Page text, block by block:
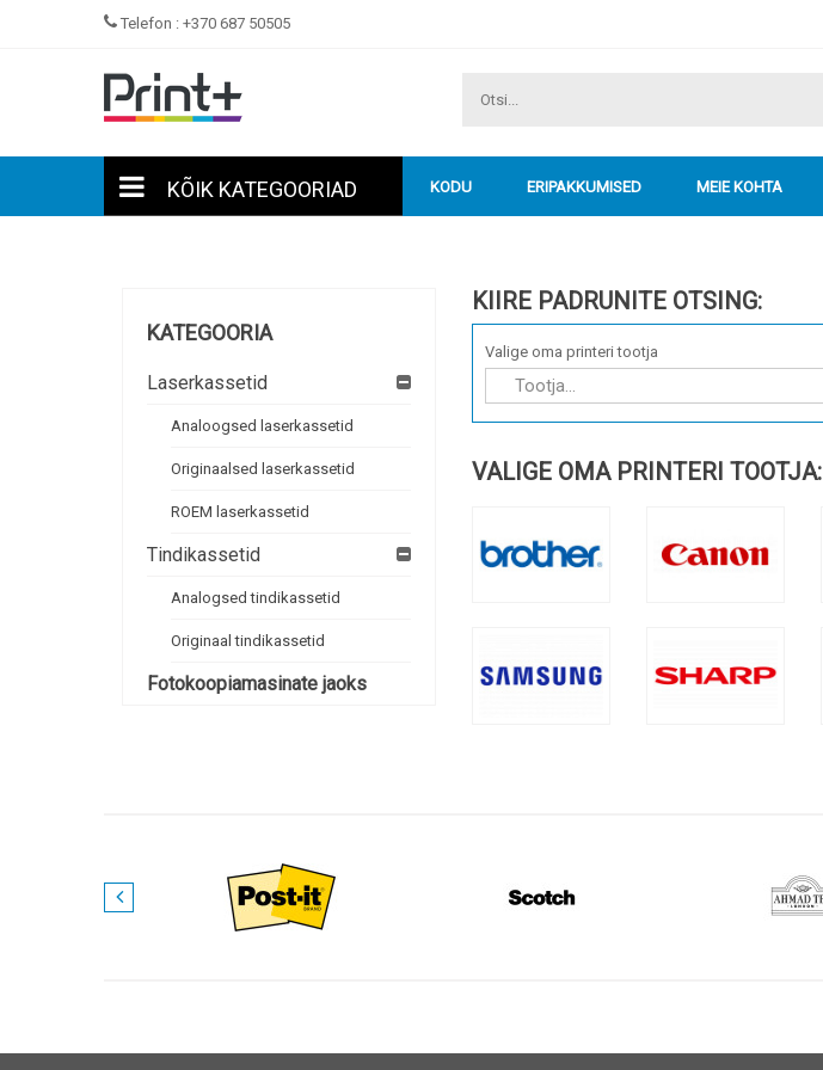
Telefon : +370 687 50505
KÕIK KATEGOORIAD KODU ERIPAKKUMISED MEIE KOHTA
KATEGOORIA
Laserkassetid
Analoogsed laserkassetid
Originaalsed laserkassetid
ROEM laserkassetid
Tindikassetid
Analogsed tindikassetid
Originaal tindikassetid
Fotokoopiamasinate jaoks
KIIRE PADRUNITE OTSING:
Valige oma printeri tootja
VALIGE OMA PRINTERI TOOTJA: